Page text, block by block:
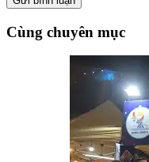
Cùng chuyên mục